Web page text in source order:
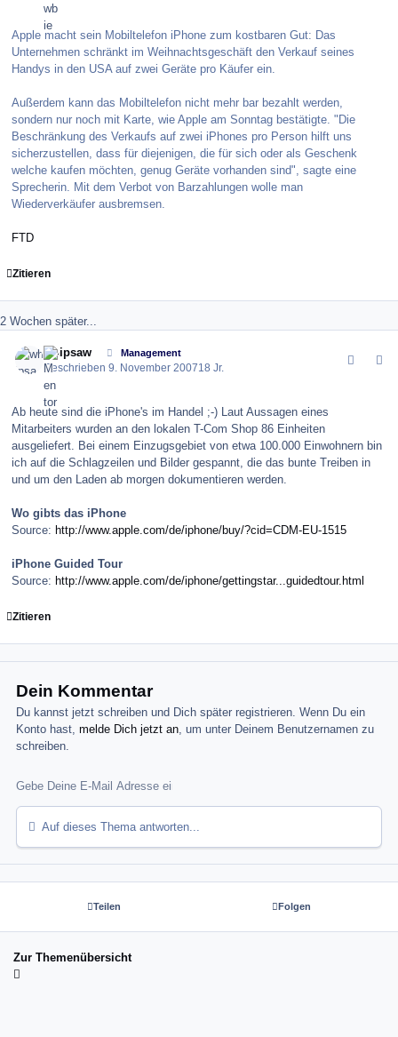
Apple macht sein Mobiltelefon iPhone zum kostbaren Gut: Das
Unternehmen schränkt im Weihnachtsgeschäft den Verkauf seines
Handys in den USA auf zwei Geräte pro Käufer ein.
Außerdem kann das Mobiltelefon nicht mehr bar bezahlt werden,
sondern nur noch mit Karte, wie Apple am Sonntag bestätigte. "Die
Beschränkung des Verkaufs auf zwei iPhones pro Person hilft uns
sicherzustellen, dass für diejenigen, die für sich oder als Geschenk
welche kaufen möchten, genug Geräte vorhanden sind", sagte eine
Sprecherin. Mit dem Verbot von Barzahlungen wolle man
Wiederverkäufer ausbremsen.
FTD
Zitieren
2 Wochen später...
whipsaw Management
Geschrieben9. November 200718 Jr.
Ab heute sind die iPhone's im Handel ;-) Laut Aussagen eines
Mitarbeiters wurden an den lokalen T-Com Shop 86 Einheiten
ausgeliefert. Bei einem Einzugsgebiet von etwa 100.000 Einwohnern bin
ich auf die Schlagzeilen und Bilder gespannt, die das bunte Treiben in
und um den Laden ab morgen dokumentieren werden.
Wo gibts das iPhone
Source: http://www.apple.com/de/iphone/buy/?cid=CDM-EU-1515
iPhone Guided Tour
Source: http://www.apple.com/de/iphone/gettingstar...guidedtour.html
Zitieren
Dein Kommentar
Du kannst jetzt schreiben und Dich später registrieren. Wenn Du ein
Konto hast,melde Dich jetzt an , um unter Deinem Benutzernamen zu
schreiben.
Auf dieses Thema antworten...
Teilen Folgen
Zur Themenübersicht